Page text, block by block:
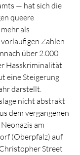
— hat sich die
queere
als
Zahlen
über 2.000
Hasskriminalität
eine Steigerung
darstellt.
nicht abstrakt
dem vergangenen
am
(Oberpfalz) auf
Street